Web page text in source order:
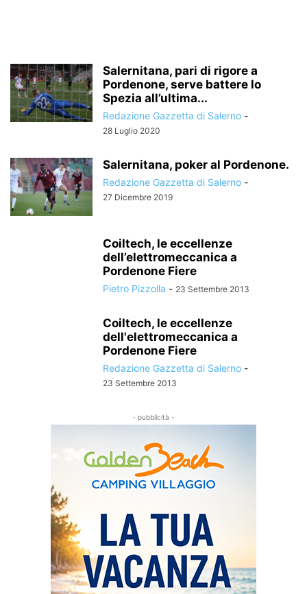
Salernitana, pari di rigore a
Pordenone, serve battere lo
Spezia all’ultima...
Redazione Gazzetta di Salerno -
28 Luglio 2020
Salernitana, poker al Pordenone.
Redazione Gazzetta di Salerno -
27 Dicembre 2019
Coiltech, le eccellenze
dell’elettromeccanica a
Pordenone Fiere
Pietro Pizzolla - 23 Settembre 2013
Coiltech, le eccellenze
dell'elettromeccanica a
Pordenone Fiere
Redazione Gazzetta di Salerno -
23 Settembre 2013
- pubblicità -